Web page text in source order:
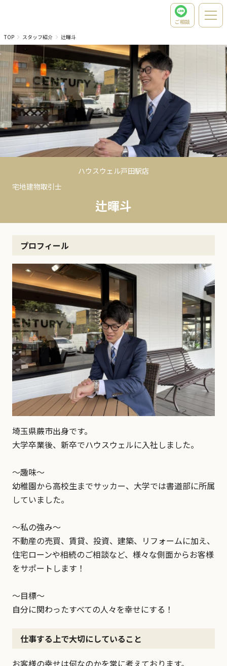
ご相談
TOP
スタッフ紹介 辻暉斗
ハウスウェル戸田駅店
宅地建物取引士
辻暉斗
プロフィール
埼玉県蕨市出身です。
大学卒業後、新卒でハウスウェルに入社しました。
～趣味～
幼稚園から高校生までサッカー、大学では書道部に所属
していました。
～私の強み～
不動産の売買、賃貸、投資、建築、リフォームに加え、
住宅ローンや相続のご相談など、様々な側面からお客様
をサポートします！
～目標～
自分に関わったすべての人々を幸せにする！
仕事する上で大切にしていること
お客様の幸せは何なのかを常に考えております。